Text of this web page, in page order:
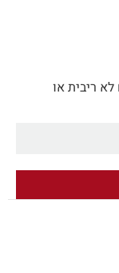
עד 12 תשלומים לא ריבית או